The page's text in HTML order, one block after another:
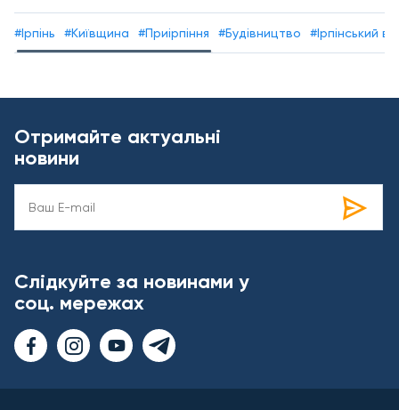
#Ірпінь #Київщина #Приірпіння #Будівництво #Ірпінський
Отримайте актуальні
новини
Слідкуйте за новинами у
соц. мережах